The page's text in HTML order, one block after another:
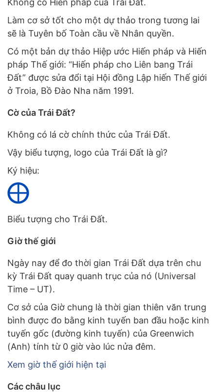
Không có Hiến pháp của Trái Đất.
Làm cơ sở tốt cho một dự thảo trong tương lai
sẽ là Tuyên bố Toàn cầu về Nhân quyền.
Có một bản dự thảo Hiệp ước Hiến pháp và Hiến
pháp Thế giới: “Hiến pháp cho Liên bang Trái
Đất” được sửa đổi tại Hội đồng Lập hiến Thế giới
ở Troia, Bồ Đào Nha năm 1991.
Cờ của Trái Đất?
Không có lá cờ chính thức của Trái Đất.
Vậy biểu tượng, logo của Trái Đất là gì?
Ký hiệu:
Biểu tượng cho Trái Đất.
Giờ thế giới
Ngày nay để đo thời gian Trái Đất dựa trên chu
kỳ Trái Đất quay quanh trục của nó (Universal
Time – UT).
Cơ sở của Giờ chung là thời gian thiên văn trung
bình được đo bằng kinh tuyến ban đầu hoặc kinh
tuyến gốc (đường kinh tuyến) của Greenwich
(Anh) tính từ 0 giờ vào lúc nửa đêm.
Xem giờ thế giới hiện tại
Các châu lục